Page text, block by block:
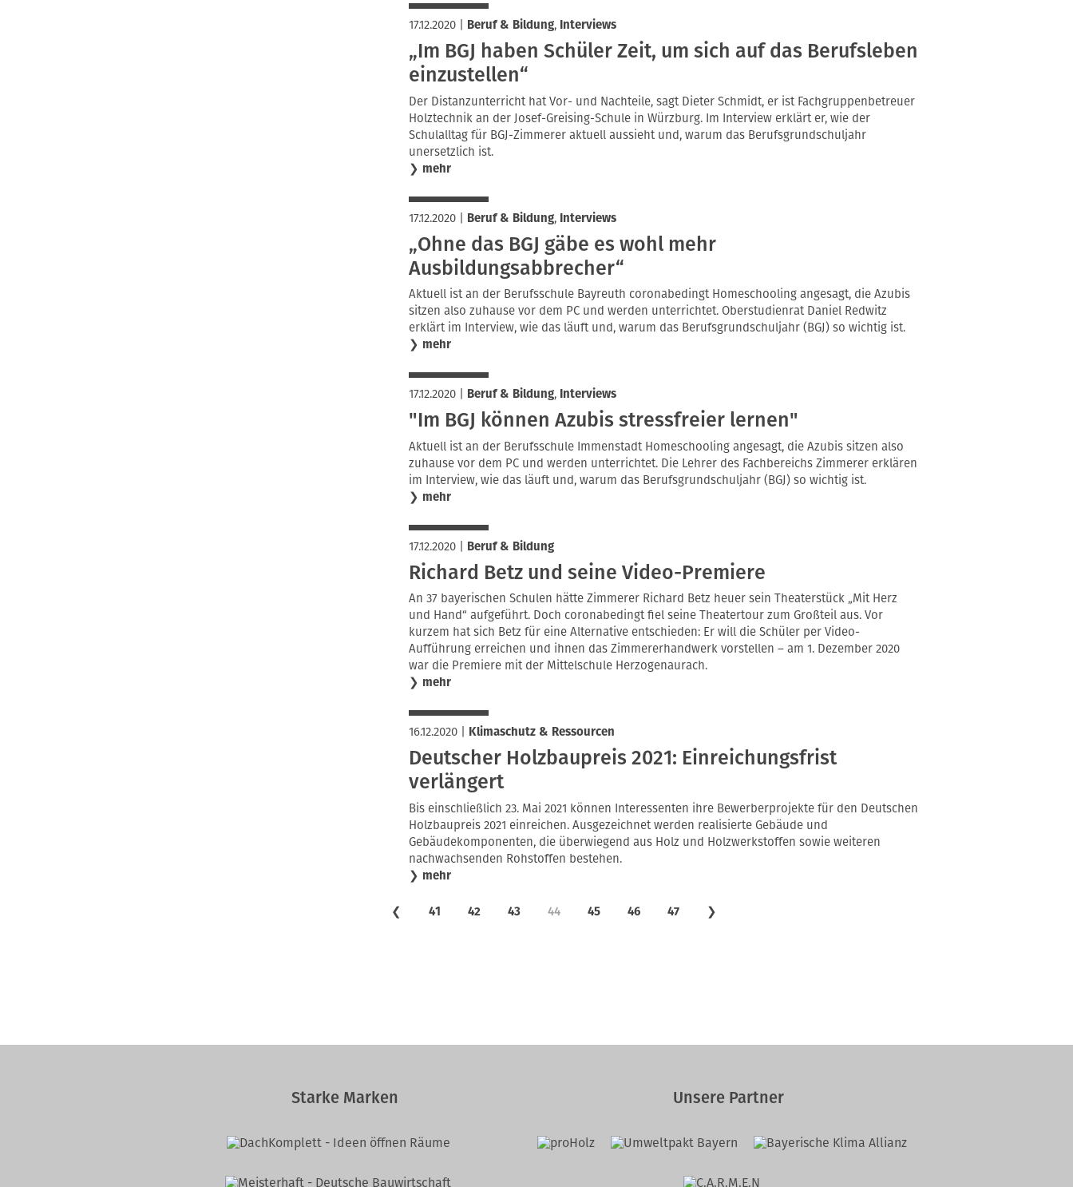
17.12.2020| Beruf & Bildung, Interviews
„Im BGJ haben Schüler Zeit, um sich auf das Berufsleben
einzustellen“
Der Distanzunterricht hat Vor- und Nachteile, sagt Dieter Schmidt, er ist Fachgruppenbetreuer
Holztechnik an der Josef-Greising-Schule in Würzburg. Im Interview erklärt er, wie der
Schulalltag für BGJ-Zimmerer aktuell aussieht und, warum das Berufsgrundschuljahr
unersetzlich ist.
❯ mehr
17.12.2020| Beruf & Bildung, Interviews
„Ohne das BGJ gäbe es wohl mehr
Ausbildungsabbrecher“
Aktuell ist an der Berufsschule Bayreuth coronabedingt Homeschooling angesagt, die Azubis
sitzen also zuhause vor dem PC und werden unterrichtet. Oberstudienrat Daniel Redwitz
erklärt im Interview, wie das läuft und, warum das Berufsgrundschuljahr (BGJ) so wichtig ist.
❯ mehr
17.12.2020| Beruf & Bildung, Interviews
"Im BGJ können Azubis stressfreier lernen"
Aktuell ist an der Berufsschule Immenstadt Homeschooling angesagt, die Azubis sitzen also
zuhause vor dem PC und werden unterrichtet. Die Lehrer des Fachbereichs Zimmerer erklären
im Interview, wie das läuft und, warum das Berufsgrundschuljahr (BGJ) so wichtig ist.
❯ mehr
17.12.2020| Beruf & Bildung
Richard Betz und seine Video-Premiere
An 37 bayerischen Schulen hätte Zimmerer Richard Betz heuer sein Theaterstück „Mit Herz
und Hand“ aufgeführt. Doch coronabedingt fiel seine Theatertour zum Großteil aus. Vor
kurzem hat sich Betz für eine Alternative entschieden: Er will die Schüler per Video-
Aufführung erreichen und ihnen das Zimmererhandwerk vorstellen – am 1. Dezember 2020
war die Premiere mit der Mittelschule Herzogenaurach.
❯ mehr
16.12.2020| Klimaschutz & Ressourcen
Deutscher Holzbaupreis 2021: Einreichungsfrist
verlängert
Bis einschließlich 23. Mai 2021 können Interessenten ihre Bewerberprojekte für den Deutschen
Holzbaupreis 2021 einreichen. Ausgezeichnet werden realisierte Gebäude und
Gebäudekomponenten, die überwiegend aus Holz und Holzwerkstoffen sowie weiteren
nachwachsenden Rohstoffen bestehen.
❯ mehr
❮ 41 42 43 44 45 46 47 ❯
Starke Marken Unsere Partner